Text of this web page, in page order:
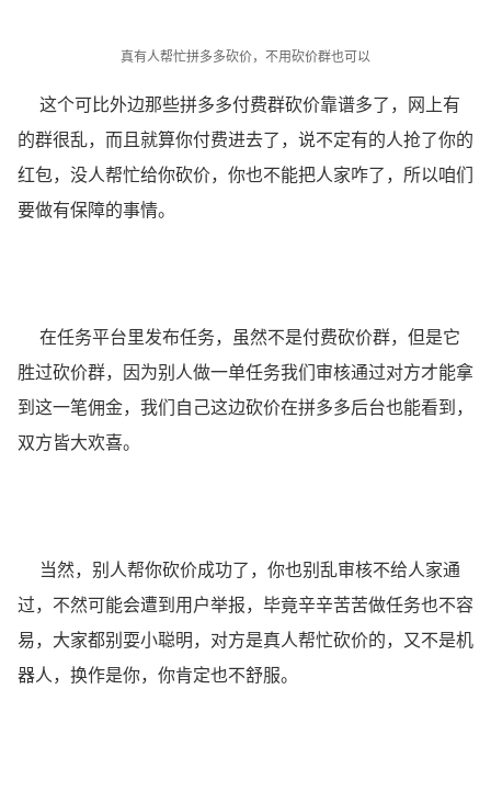
真有人帮忙拼多多砍价，不用砍价群也可以
这个可比外边那些拼多多付费群砍价靠谱多了，网上有
的群很乱，而且就算你付费进去了，说不定有的人抢了你的
红包，没人帮忙给你砍价，你也不能把人家咋了，所以咱们
要做有保障的事情。
在任务平台里发布任务，虽然不是付费砍价群，但是它
胜过砍价群，因为别人做一单任务我们审核通过对方才能拿
到这一笔佣金，我们自己这边砍价在拼多多后台也能看到，
双方皆大欢喜。
当然，别人帮你砍价成功了，你也别乱审核不给人家通
过，不然可能会遭到用户举报，毕竟辛辛苦苦做任务也不容
易，大家都别耍小聪明，对方是真人帮忙砍价的，又不是机
器人，换作是你，你肯定也不舒服。